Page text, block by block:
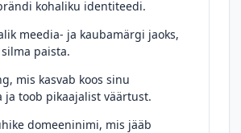
kohaliku identiteedi.
meedia- ja kaubamärgi jaoks,
paista.
mis kasvab koos sinu
ja toob pikaajalist väärtust.
domeeninimi, mis jääb